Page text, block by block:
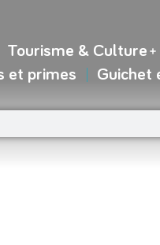
Tourisme & Culture
et primes Guichet